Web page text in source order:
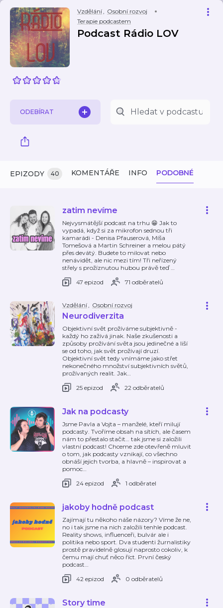
Vzdělání, Osobní rozvoj
Terapie podcastem
Podcast Rádio LOV
ODEBÍRAT
EPIZODY 40 KOMENTÁŘE INFO PODOBNÉ
zatim nevíme
Nejvysmátější podcast na trhu 😁 Jak to
vypadá, když si za mikrofon sednou tři
kamarádi - Denisa Pfauserová, Míša
Tomešová a Martin Schreiner a melou pátý
přes devátý. Budete to milovat nebo
nenávidět, ale nic mezi tím! Tři neřízený
střely s prožíznutou hubou právě teď…
47 epizod
71 odběratelů
Vzdělání, Osobní rozvoj
Neurodiverzita
Objektivní svět prožíváme subjektivně -
každý ho zažívá jinak. Naše zkušenosti a
způsoby prožívání světa jsou jedinečné a liší
se od toho, jak svět prožívají druzí.
Objektivní svět tedy vnímáme jako střet
nekonečného množství subjektivních světů,
prožívaných realit. Jak…
25 epizod
22 odběratelů
Jak na podcasty
Jsme Pavla a Vojta – manželé, kteří milují
podcasty. Tvoříme obsah na sítích, ale časem
nám to přestalo stačit… tak jsme si založili
vlastní podcast! Chceme zde otevřeně mluvit
o tom, jak podcasty vznikají, co všechno
obnáší jejich tvorba, a hlavně – inspirovat a
pomoc…
24 epizod
1 odběratel
jakoby hodně podcast
Zajímají tu někoho náše názory? Víme že ne,
no i tak jsme na nich založili tenhle podcast.
Reality shows, influenceři, bulvár ale i
politika nebo sport. Dva studenti žurnalistiky
prostě pravidelně glosují naprosto cokoliv, k
čemu mají chuť něco říct. První český
podcast…
42 epizod
0 odběratelů
Story time